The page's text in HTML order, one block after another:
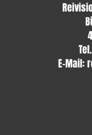
E-Mail: